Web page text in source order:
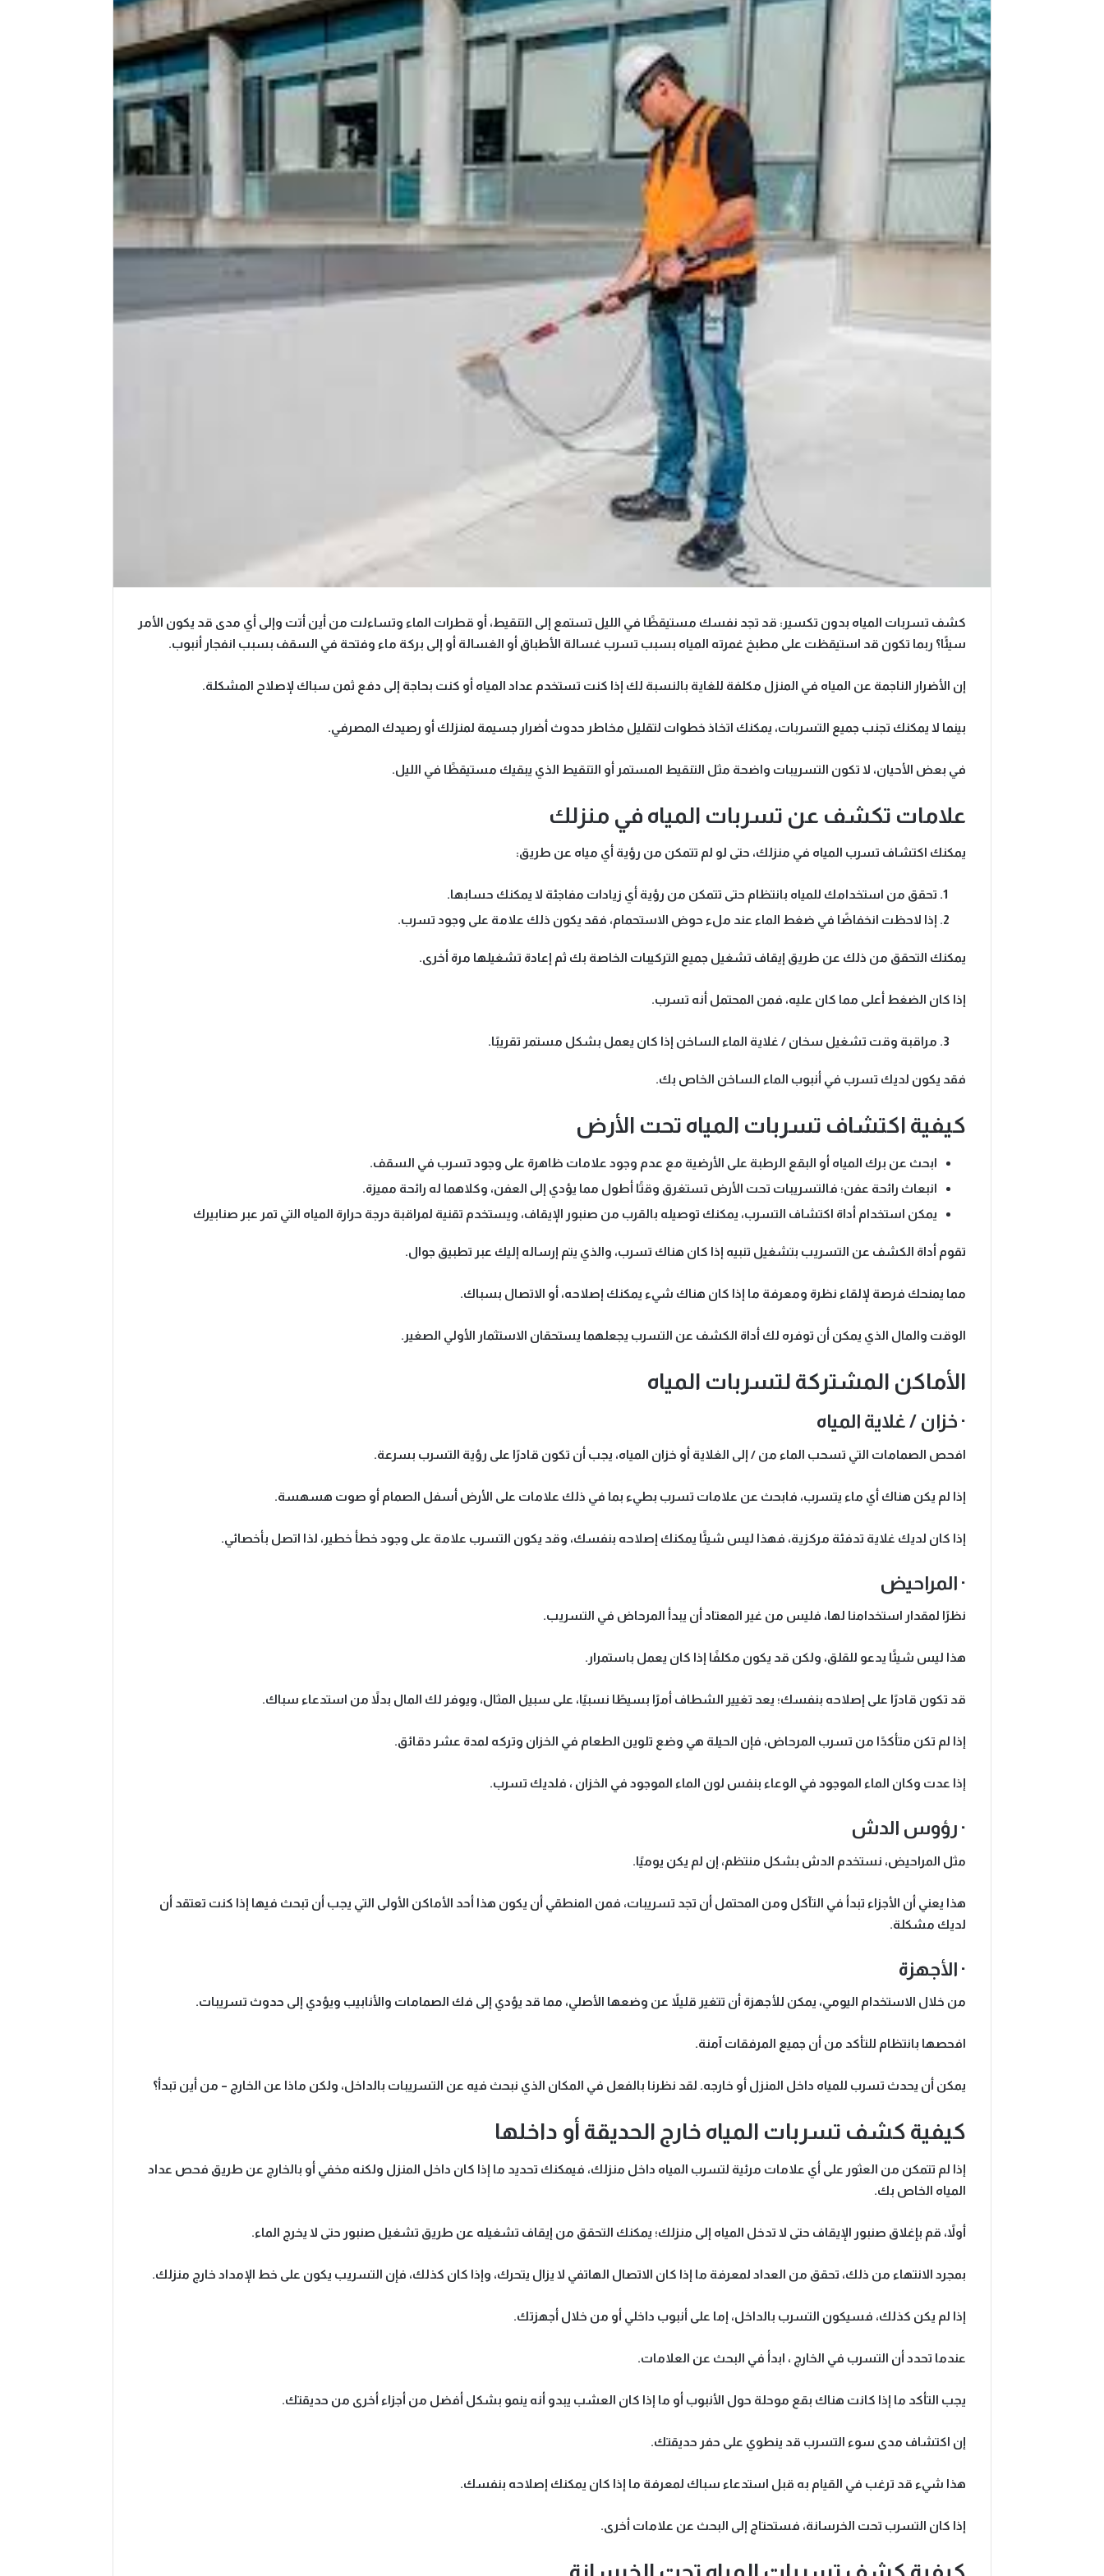
كشف تسربات المياه بدون تكسير: قد تجد نفسك مستيقظًا في الليل تستمع إلى التنقيط، أو قطرات الماء وتساءلت من أين أتت وإلى أي مدى قد يكون الأمر
سيئًا؟ ربما تكون قد استيقظت على مطبخ غمرته المياه بسبب تسرب غسالة الأطباق أو الغسالة أو إلى بركة ماء وفتحة في السقف بسبب انفجار أنبوب.
إن الأضرار الناجمة عن المياه في المنزل مكلفة للغاية بالنسبة لك إذا كنت تستخدم عداد المياه أو كنت بحاجة إلى دفع ثمن سباك لإصلاح المشكلة.
بينما لا يمكنك تجنب جميع التسربات، يمكنك اتخاذ خطوات لتقليل مخاطر حدوث أضرار جسيمة لمنزلك أو رصيدك المصرفي.
في بعض الأحيان، لا تكون التسريبات واضحة مثل التنقيط المستمر أو التنقيط الذي يبقيك مستيقظًا في الليل.
علامات تكشف عن تسربات المياه في منزلك
يمكنك اكتشاف تسرب المياه في منزلك، حتى لو لم تتمكن من رؤية أي مياه عن طريق:
تحقق من استخدامك للمياه بانتظام حتى تتمكن من رؤية أي زيادات مفاجئة لا يمكنك حسابها.
إذا لاحظت انخفاضًا في ضغط الماء عند ملء حوض الاستحمام، فقد يكون ذلك علامة على وجود تسرب.
يمكنك التحقق من ذلك عن طريق إيقاف تشغيل جميع التركيبات الخاصة بك ثم إعادة تشغيلها مرة أخرى.
إذا كان الضغط أعلى مما كان عليه، فمن المحتمل أنه تسرب.
مراقبة وقت تشغيل سخان / غلاية الماء الساخن إذا كان يعمل بشكل مستمر تقريبًا.
فقد يكون لديك تسرب في أنبوب الماء الساخن الخاص بك.
كيفية اكتشاف تسربات المياه تحت الأرض
ابحث عن برك المياه أو البقع الرطبة على الأرضية مع عدم وجود علامات ظاهرة على وجود تسرب في السقف.
انبعاث رائحة عفن؛ فالتسريبات تحت الأرض تستغرق وقتًا أطول مما يؤدي إلى العفن، وكلاهما له رائحة مميزة.
يمكن استخدام أداة اكتشاف التسرب، يمكنك توصيله بالقرب من صنبور الإيقاف، ويستخدم تقنية لمراقبة درجة حرارة المياه التي تمر عبر صنابيرك
تقوم أداة الكشف عن التسريب بتشغيل تنبيه إذا كان هناك تسرب، والذي يتم إرساله إليك عبر تطبيق جوال.
مما يمنحك فرصة لإلقاء نظرة ومعرفة ما إذا كان هناك شيء يمكنك إصلاحه، أو الاتصال بسباك.
الوقت والمال الذي يمكن أن توفره لك أداة الكشف عن التسرب يجعلهما يستحقان الاستثمار الأولي الصغير.
الأماكن المشتركة لتسربات المياه
· خزان / غلاية المياه
افحص الصمامات التي تسحب الماء من / إلى الغلاية أو خزان المياه، يجب أن تكون قادرًا على رؤية التسرب بسرعة.
إذا لم يكن هناك أي ماء يتسرب، فابحث عن علامات تسرب بطيء بما في ذلك علامات على الأرض أسفل الصمام أو صوت هسهسة.
إذا كان لديك غلاية تدفئة مركزية، فهذا ليس شيئًا يمكنك إصلاحه بنفسك، وقد يكون التسرب علامة على وجود خطأ خطير، لذا اتصل بأخصائي.
· المراحيض
نظرًا لمقدار استخدامنا لها، فليس من غير المعتاد أن يبدأ المرحاض في التسريب.
هذا ليس شيئًا يدعو للقلق، ولكن قد يكون مكلفًا إذا كان يعمل باستمرار.
قد تكون قادرًا على إصلاحه بنفسك؛ يعد تغيير الشطاف أمرًا بسيطًا نسبيًا، على سبيل المثال، ويوفر لك المال بدلاً من استدعاء سباك.
إذا لم تكن متأكدًا من تسرب المرحاض، فإن الحيلة هي وضع تلوين الطعام في الخزان وتركه لمدة عشر دقائق.
إذا عدت وكان الماء الموجود في الوعاء بنفس لون الماء الموجود في الخزان ، فلديك تسرب.
· رؤوس الدش
مثل المراحيض، نستخدم الدش بشكل منتظم، إن لم يكن يوميًا.
هذا يعني أن الأجزاء تبدأ في التآكل ومن المحتمل أن تجد تسريبات، فمن المنطقي أن يكون هذا أحد الأماكن الأولى التي يجب أن تبحث فيها إذا كنت تعتقد أن
لديك مشكلة.
· الأجهزة
من خلال الاستخدام اليومي، يمكن للأجهزة أن تتغير قليلاً عن وضعها الأصلي، مما قد يؤدي إلى فك الصمامات والأنابيب ويؤدي إلى حدوث تسريبات.
افحصها بانتظام للتأكد من أن جميع المرفقات آمنة.
يمكن أن يحدث تسرب للمياه داخل المنزل أو خارجه. لقد نظرنا بالفعل في المكان الذي نبحث فيه عن التسريبات بالداخل، ولكن ماذا عن الخارج – من أين تبدأ؟
كيفية كشف تسربات المياه خارج الحديقة أو داخلها
إذا لم تتمكن من العثور على أي علامات مرئية لتسرب المياه داخل منزلك، فيمكنك تحديد ما إذا كان داخل المنزل ولكنه مخفي أو بالخارج عن طريق فحص عداد
المياه الخاص بك.
أولاً، قم بإغلاق صنبور الإيقاف حتى لا تدخل المياه إلى منزلك؛ يمكنك التحقق من إيقاف تشغيله عن طريق تشغيل صنبور حتى لا يخرج الماء.
بمجرد الانتهاء من ذلك، تحقق من العداد لمعرفة ما إذا كان الاتصال الهاتفي لا يزال يتحرك، وإذا كان كذلك، فإن التسريب يكون على خط الإمداد خارج منزلك.
إذا لم يكن كذلك، فسيكون التسرب بالداخل، إما على أنبوب داخلي أو من خلال أجهزتك.
عندما تحدد أن التسرب في الخارج ، ابدأ في البحث عن العلامات.
يجب التأكد ما إذا كانت هناك بقع موحلة حول الأنبوب أو ما إذا كان العشب يبدو أنه ينمو بشكل أفضل من أجزاء أخرى من حديقتك.
إن اكتشاف مدى سوء التسرب قد ينطوي على حفر حديقتك.
هذا شيء قد ترغب في القيام به قبل استدعاء سباك لمعرفة ما إذا كان يمكنك إصلاحه بنفسك.
إذا كان التسرب تحت الخرسانة، فستحتاج إلى البحث عن علامات أخرى.